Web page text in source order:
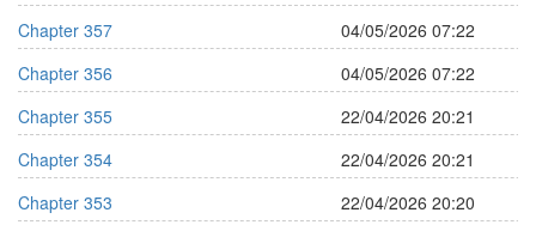
Chapter 357
04/05/2026 07:22
Chapter 356
04/05/2026 07:22
Chapter 355
22/04/2026 20:21
Chapter 354
22/04/2026 20:21
Chapter 353
22/04/2026 20:20